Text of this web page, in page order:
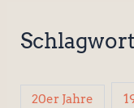
20er Jahre